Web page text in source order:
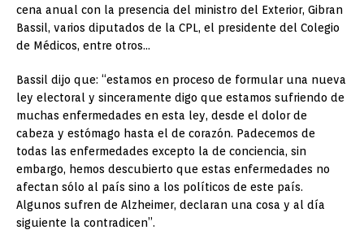
cena anual con la presencia del ministro del Exterior, Gibran
Bassil, varios diputados de la CPL, el presidente del Colegio
de Médicos, entre otros…
Bassil dijo que: “estamos en proceso de formular una nueva
ley electoral y sinceramente digo que estamos sufriendo de
muchas enfermedades en esta ley, desde el dolor de
cabeza y estómago hasta el de corazón. Padecemos de
todas las enfermedades excepto la de conciencia, sin
embargo, hemos descubierto que estas enfermedades no
afectan sólo al país sino a los políticos de este país.
Algunos sufren de Alzheimer, declaran una cosa y al día
siguiente la contradicen”.